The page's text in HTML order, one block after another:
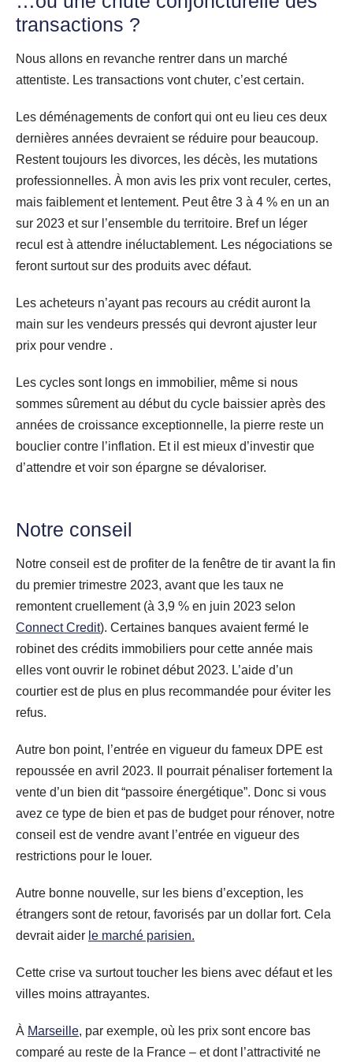
transactions ?
Nous allons en revanche rentrer dans un marché
attentiste. Les transactions vont chuter, c’est certain.
Les déménagements de confort qui ont eu lieu ces deux
dernières années devraient se réduire pour beaucoup.
Restent toujours les divorces, les décès, les mutations
professionnelles. À mon avis les prix vont reculer, certes,
mais faiblement et lentement. Peut être 3 à 4 % en un an
sur 2023 et sur l’ensemble du territoire. Bref un léger
recul est à attendre inéluctablement. Les négociations se
feront surtout sur des produits avec défaut.
Les acheteurs n’ayant pas recours au crédit auront la
main sur les vendeurs pressés qui devront ajuster leur
prix pour vendre .
Les cycles sont longs en immobilier, même si nous
sommes sûrement au début du cycle baissier après des
années de croissance exceptionnelle, la pierre reste un
bouclier contre l’inflation. Et il est mieux d’investir que
d’attendre et voir son épargne se dévaloriser.
Notre conseil
Notre conseil est de profiter de la fenêtre de tir avant la fin
du premier trimestre 2023, avant que les taux ne
remontent cruellement (à 3,9 % en juin 2023 selon
Connect Credit). Certaines banques avaient fermé le
robinet des crédits immobiliers pour cette année mais
elles vont ouvrir le robinet début 2023. L’aide d’un
courtier est de plus en plus recommandée pour éviter les
refus.
Autre bon point, l’entrée en vigueur du fameux DPE est
repoussée en avril 2023. Il pourrait pénaliser fortement la
vente d’un bien dit “passoire énergétique”. Donc si vous
avez ce type de bien et pas de budget pour rénover, notre
conseil est de vendre avant l’entrée en vigueur des
restrictions pour le louer.
Autre bonne nouvelle, sur les biens d’exception, les
étrangers sont de retour, favorisés par un dollar fort. Cela
devrait aider le marché parisien.
Cette crise va surtout toucher les biens avec défaut et les
villes moins attrayantes.
À Marseille, par exemple, où les prix sont encore bas
comparé au reste de la France – et dont l’attractivité ne